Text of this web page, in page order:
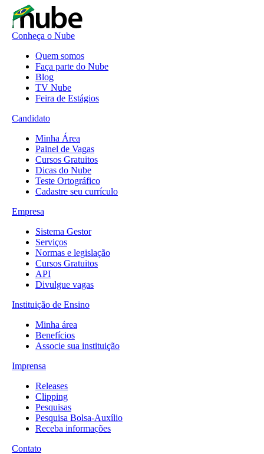
Conheça o Nube
Quem somos
Faça parte do Nube
Blog
TV Nube
Feira de Estágios
Candidato
Minha Área
Painel de Vagas
Cursos Gratuitos
Dicas do Nube
Teste Ortográfico
Cadastre seu currículo
Empresa
Sistema Gestor
Serviços
Normas e legislação
Cursos Gratuitos
API
Divulgue vagas
Instituição de Ensino
Minha área
Benefícios
Associe sua instituição
Imprensa
Releases
Clipping
Pesquisas
Pesquisa Bolsa-Auxílio
Receba informações
Contato